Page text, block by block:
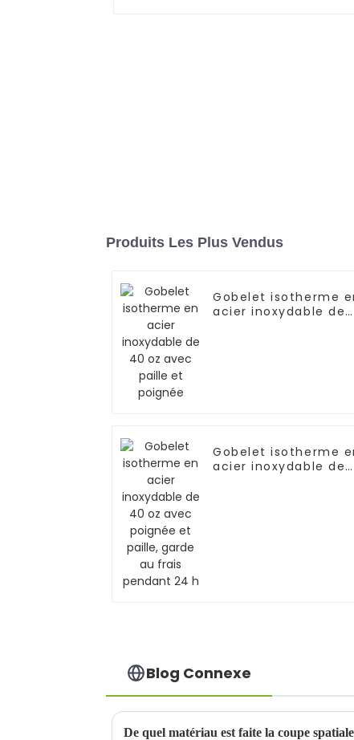
Produits Les Plus Vendus
Gobelet isotherme
acier inoxydable de
Gobelet isotherme
acier inoxydable de
Blog Connexe
De quel matériau est faite la coupe spatiale